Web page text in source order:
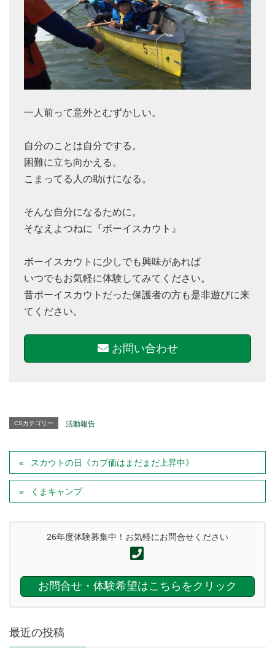
一人前って意外とむずかしい。
自分のことは自分でする。
困難に立ち向かえる。
こまってる人の助けになる。
そんな自分になるために。
そなえよつねに『ボーイスカウト』
ボーイスカウトに少しでも興味があれば
いつでもお気軽に体験してみてください。
昔ボーイスカウトだった保護者の方も是非遊びに来
てください。
お問い合わせ
CSカテゴリー 活動報告
スカウトの日《カブ価はまだまだ上昇中》
くまキャンプ
26年度体験募集中！お気軽にお問合せください
お問合せ・体験希望はこちらをクリック
最近の投稿